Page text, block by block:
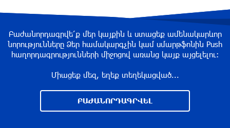
Հայաստանի բնակչության թիվը շուրջ 7
հազարով ավելացել է
Իսրայելի ՊԲ-ն հարձակվել է Լիբանանում
«Հըզբոլլահ»-ի հրամանատարական կետերի և
Բաժանորդագրվե՛ք մեր կայքին և ստացեք ամենակարևոր
նորությունները Ձեր համակարգչին կամ սմարթֆոնին Push
հաղորդագրությունների միջոցով առանց կայք այցելելու։
Միացեք մեզ, եղեք տեղեկացված...
ԲԱԺԱՆՈՐԴԱԳՐՎԵԼ